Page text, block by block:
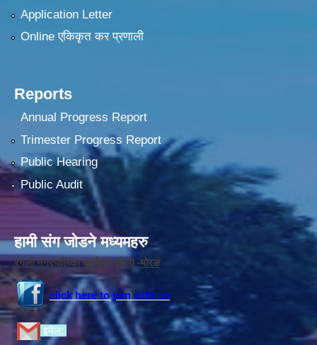
Application Letter
Online एकिकृत कर प्रणाली
Reports
Annual Progress Report
Trimester Progress Report
Public Hearing
Public Audit
हामी संग जोडने मध्यमहरु
रंगेली नगरपालिका कार्यलय,रंगेली -मोरङ
click here to join with us
इमेल: